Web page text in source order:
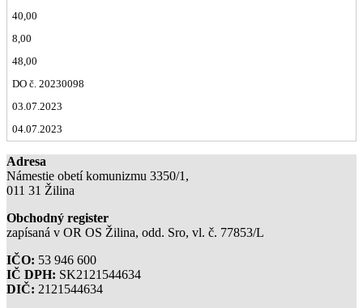
40,00
8,00
48,00
DO č. 20230098
03.07.2023
04.07.2023
Adresa
Námestie obetí komunizmu 3350/1,
011 31 Žilina
Obchodný register
zapísaná v OR OS Žilina, odd. Sro, vl. č. 77853/L
IČO: 53 946 600
IČ DPH: SK2121544634
DIČ: 2121544634